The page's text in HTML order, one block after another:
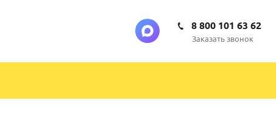
8 800 101 63 62
Заказать звонок